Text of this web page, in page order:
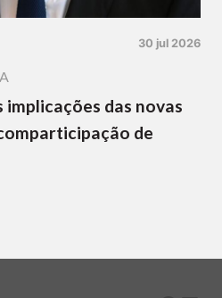
30 jul 2026
das novas
de